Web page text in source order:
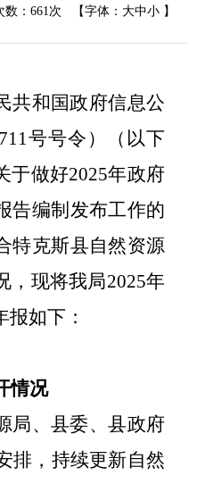
： 661次 【字体： 大中小】
共和国政府信息公
711号号令）（以下
于做好2025年政府
告编制发布工作的
特克斯县自然资源
，现将我局2025年
如下：
情况
局、县委、县政府
排，持续更新自然